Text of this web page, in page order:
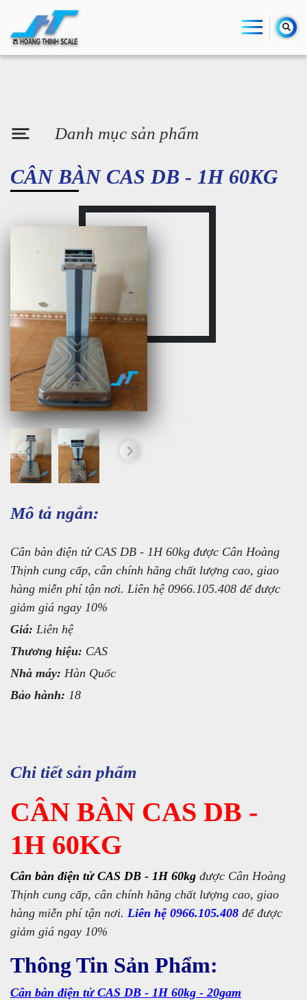
Danh mục sản phẩm
CÂN BÀN CAS DB - 1H 60KG
Mô tả ngắn:
Cân bàn điện tử CAS DB - 1H 60kg được Cân Hoàng
Thịnh cung cấp, cân chính hãng chất lượng cao, giao
hàng miễn phí tận nơi. Liên hệ 0966.105.408 để được
giảm giá ngay 10%
Giá: Liên hệ
Thương hiệu: CAS
Nhà máy: Hàn Quốc
Bảo hành: 18
Chi tiết sản phẩm
CÂN BÀN CAS DB -
1H 60KG
Cân bàn điện tử CAS DB - 1H 60kg được Cân Hoàng
Thịnh cung cấp, cân chính hãng chất lượng cao, giao
hàng miễn phí tận nơi. Liên hệ 0966.105.408 để được
giảm giá ngay 10%
Thông Tin Sản Phẩm:
Cân bàn điện tử CAS DB - 1H 60kg - 20gam